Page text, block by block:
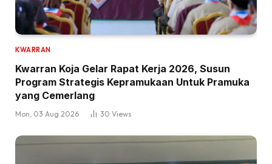
KWARRAN
Kwarran Koja Gelar Rapat Kerja 2026, Susun
Program Strategis Kepramukaan Untuk Pramuka
yang Cemerlang
Mon, 03 Aug 2026 30 Views